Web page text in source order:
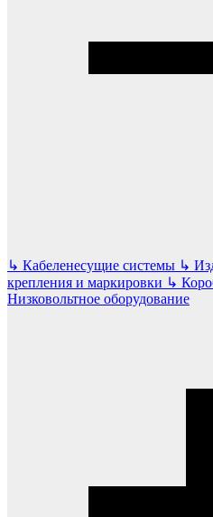
↳ Кабеленесущие системы ↳
крепления и маркировки ↳
Низковольтное оборудование